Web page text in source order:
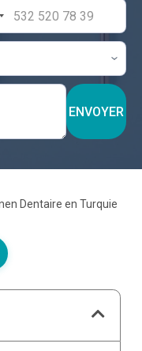
ENVOYER
Dentaire en Turquie